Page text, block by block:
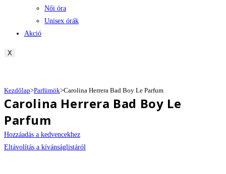
Női óra
Unisex órák
Akció
X
Kezdőlap>Parfümök>Carolina Herrera Bad Boy Le Parfum
Carolina Herrera Bad Boy Le
Parfum
Hozzáadás a kedvencekhez
Eltávolítás a kívánságlistáról